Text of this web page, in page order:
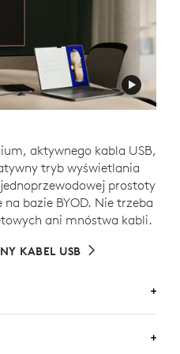
aktywnego kabla USB,
tryb wyświetlania
prostoty
bazie BYOD. Nie trzeba
ani mnóstwa kabli.
KABEL USB